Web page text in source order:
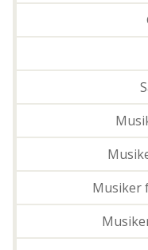
Musiker